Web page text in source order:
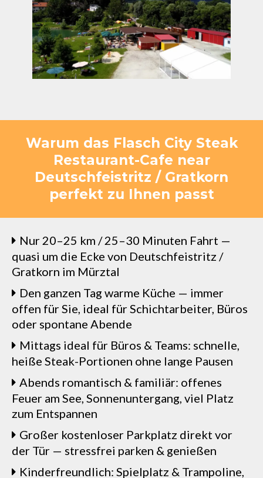
Warum das Flasch City Steak
Restaurant-Cafe near
Deutschfeistritz / Gratkorn
perfekt zu Ihnen passt
Nur 20–25 km / 25–30 Minuten Fahrt —
quasi um die Ecke von Deutschfeistritz /
Gratkorn im Mürztal
Den ganzen Tag warme Küche — immer
offen für Sie, ideal für Schichtarbeiter, Büros
oder spontane Abende
Mittags ideal für Büros & Teams: schnelle,
heiße Steak-Portionen ohne lange Pausen
Abends romantisch & familiär: offenes
Feuer am See, Sonnenuntergang, viel Platz
zum Entspannen
Großer kostenloser Parkplatz direkt vor
der Tür — stressfrei parken & genießen
Kinderfreundlich: Spielplatz & Trampoline,